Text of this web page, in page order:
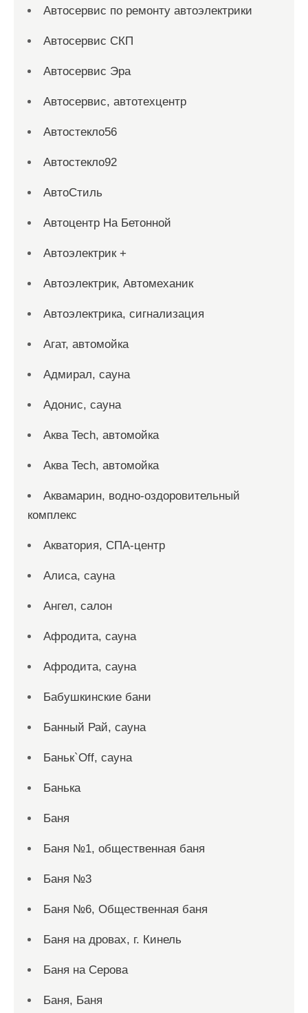
Автосервис по ремонту автоэлектрики
Автосервис СКП
Автосервис Эра
Автосервис, автотехцентр
Автостекло56
Автостекло92
АвтоСтиль
Автоцентр На Бетонной
Автоэлектрик +
Автоэлектрик, Автомеханик
Автоэлектрика, сигнализация
Агат, автомойка
Адмирал, сауна
Адонис, сауна
Аква Tech, автомойка
Аква Tech, автомойка
Аквамарин, водно-оздоровительный
комплекс
Акватория, СПА-центр
Алиса, сауна
Ангел, салон
Афродита, сауна
Афродита, сауна
Бабушкинские бани
Банный Рай, сауна
Баньк`Off, сауна
Банька
Баня
Баня №1, общественная баня
Баня №3
Баня №6, Общественная баня
Баня на дровах, г. Кинель
Баня на Серова
Баня, Баня